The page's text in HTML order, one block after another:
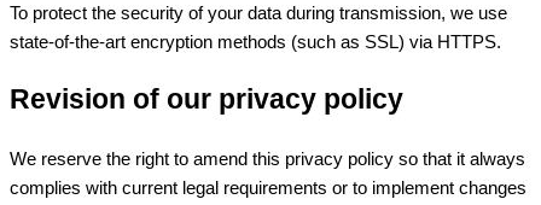
To protect the security of your data during transmission, we use
state-of-the-art encryption methods (such as SSL) via HTTPS.
Revision of our privacy policy
We reserve the right to amend this privacy policy so that it always
complies with current legal requirements or to implement changes